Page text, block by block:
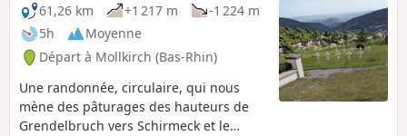
61,26 km
+1 217 m
-1 224 m
5h
Moyenne
Départ à Mollkirch (Bas-Rhin)
Une randonnée, circulaire, qui nous
mène des pâturages des hauteurs de
Grendelbruch vers Schirmeck et le